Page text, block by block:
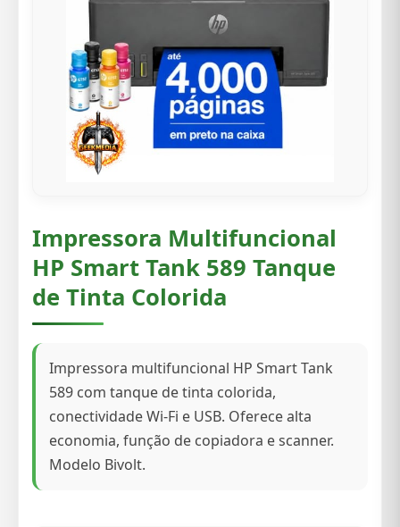
Impressora Multifuncional
HP Smart Tank 589 Tanque
de Tinta Colorida
Impressora multifuncional HP Smart Tank
589 com tanque de tinta colorida,
conectividade Wi-Fi e USB. Oferece alta
economia, função de copiadora e scanner.
Modelo Bivolt.